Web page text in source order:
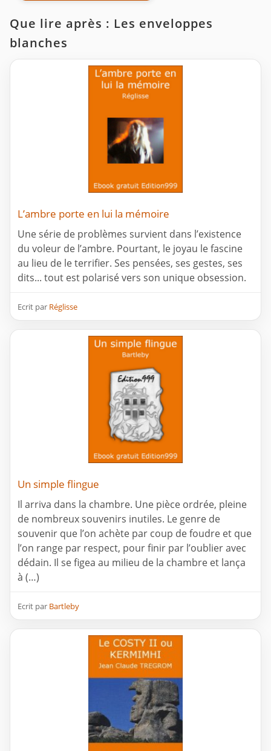
Que lire après : Les enveloppes
blanches
L’ambre porte en lui la mémoire
Une série de problèmes survient dans l’existence
du voleur de l’ambre. Pourtant, le joyau le fascine
au lieu de le terrifier. Ses pensées, ses gestes, ses
dits... tout est polarisé vers son unique obsession.
Ecrit par Réglisse
Un simple flingue
Il arriva dans la chambre. Une pièce ordrée, pleine
de nombreux souvenirs inutiles. Le genre de
souvenir que l’on achète par coup de foudre et que
l’on range par respect, pour finir par l’oublier avec
dédain. Il se figea au milieu de la chambre et lança
à (…)
Ecrit par Bartleby